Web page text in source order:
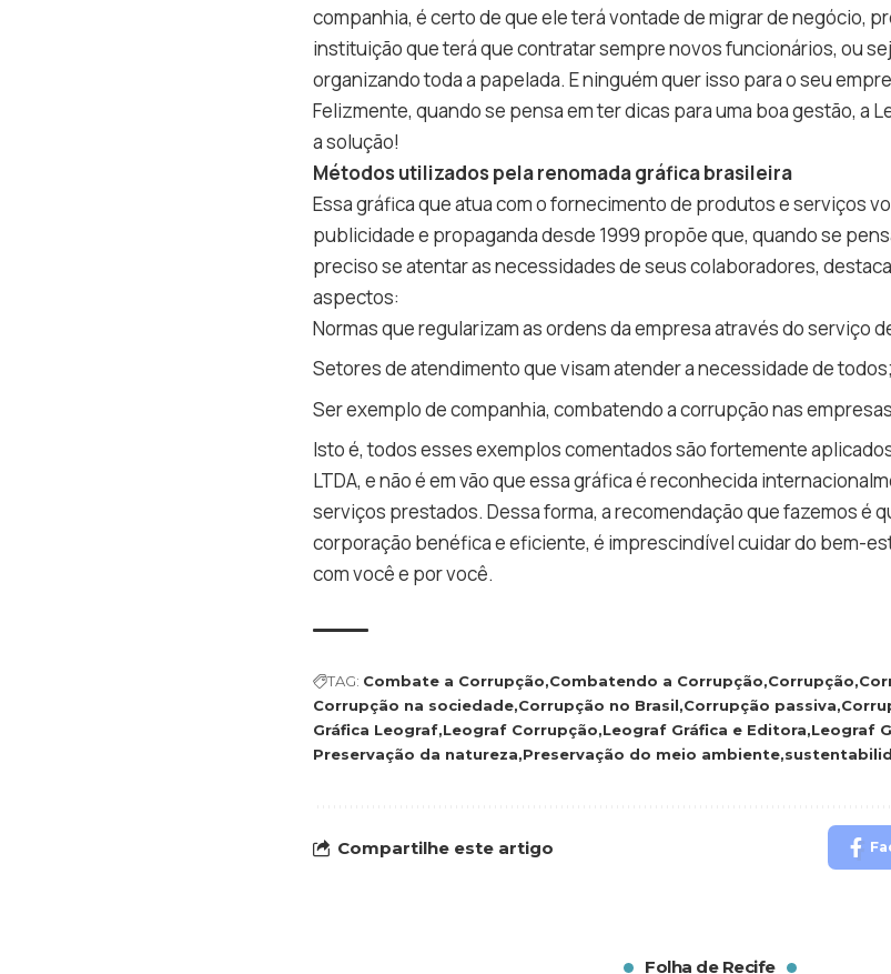
companhia, é certo de que ele terá vontade de migrar de negócio,
instituição que terá que contratar sempre novos funcionários, ou
organizando toda a papelada. E ninguém quer isso para o seu
Felizmente, quando se pensa em ter dicas para uma boa gestão, a
a solução!
Métodos utilizados pela renomada gráfica brasileira
Essa gráfica que atua com o fornecimento de produtos e serviços
publicidade e propaganda desde 1999 propõe que, quando se
preciso se atentar as necessidades de seus colaboradores,
aspectos:
Normas que regularizam as ordens da empresa através do serviço
Setores de atendimento que visam atender a necessidade de todos;
Ser exemplo de companhia, combatendo a corrupção nas
Isto é, todos esses exemplos comentados são fortemente
LTDA, e não é em vão que essa gráfica é reconhecida
serviços prestados. Dessa forma, a recomendação que fazemos é
corporação benéfica e eficiente, é imprescindível cuidar do bem-
com você e por você.
TAG: Combate a Corrupção Combatendo a Corrupção Corrupção
Corrupção na sociedade Corrupção no Brasil Corrupção passiva
Gráfica Leograf Leograf Corrupção Leograf Gráfica e Editora Leograf
Preservação da natureza Preservação do meio ambiente
Compartilhe este artigo
Folha de Recife